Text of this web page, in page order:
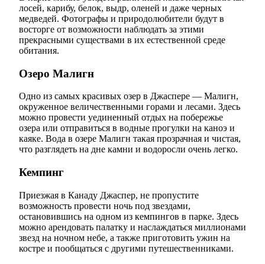
лосей, карибу, белок, выдр, оленей и даже черных
медведей. Фотографы и природолюбители будут в
восторге от возможности наблюдать за этими
прекрасными существами в их естественной среде
обитания.
Озеро Малигн
Одно из самых красивых озер в Джаспере — Малигн,
окруженное величественными горами и лесами. Здесь
можно провести уединенный отдых на побережье
озера или отправиться в водные прогулки на каноэ и
каяке. Вода в озере Малигн такая прозрачная и чистая,
что разглядеть на дне камни и водоросли очень легко.
Кемпинг
Приезжая в Канаду Джаспер, не пропустите
возможность провести ночь под звездами,
остановившись на одном из кемпингов в парке. Здесь
можно арендовать палатку и наслаждаться миллионами
звезд на ночном небе, а также приготовить ужин на
костре и пообщаться с другими путешественниками.